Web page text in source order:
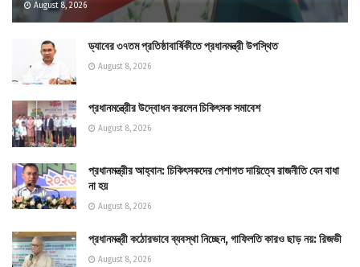
August 8, 2026
ড্যাবের ৩৭তম প্রতিষ্ঠাবার্ষিকীতে প্রধানমন্ত্রী উপস্থিত
August 8, 2026
প্রধানমন্ত্রীের উদ্বোধন করলেন চিকিৎসক সমাবেশ
August 8, 2026
প্রধানমন্ত্রীর আহ্বান: চিকিৎসকদের পেশাগত দায়িত্বে রাজনীতি যেন বাধা
না হয়
August 8, 2026
প্রধানমন্ত্রী কঠোরভাবে ব্যবস্থা নিচ্ছেন, গাফিলতি কারও ছাড় নয়: রিজভী
August 8, 2026